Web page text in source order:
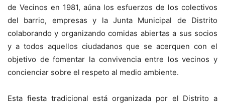
de Vecinos en 1981, aúna los esfuerzos de los colectivos
del barrio, empresas y la Junta Municipal de Distrito
colaborando y organizando comidas abiertas a sus socios
y a todos aquellos ciudadanos que se acerquen con el
objetivo de fomentar la convivencia entre los vecinos y
concienciar sobre el respeto al medio ambiente.
Esta fiesta tradicional está organizada por el Distrito a